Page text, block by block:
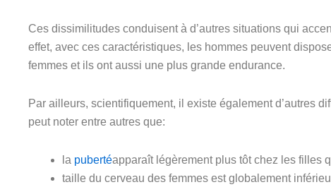
Ces dissimilitudes conduisent à d’autres situations qui
effet, avec ces caractéristiques, les hommes peuvent
femmes et ils ont aussi une plus grande endurance.
Par ailleurs, scientifiquement, il existe également d’autres
peut noter entre autres que:
la pubertéapparaît légèrement plus tôt chez les filles
taille du cerveau des femmes est globalement